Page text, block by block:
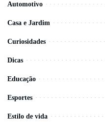
Automotivo
Casa e Jardim
Curiosidades
Dicas
Educação
Esportes
Estilo de vida